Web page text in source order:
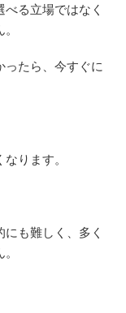
る立場ではなく
ったら、今すぐに
ります。
も難しく、多く